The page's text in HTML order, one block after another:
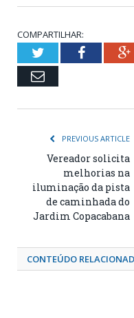
COMPARTILHAR:
TwitterFacebook
Email
PREVIOUS ARTICLE
Vereador solicita
melhorias na
iluminação da pista
de caminhada do
Jardim Copacabana
CONTEÚDO